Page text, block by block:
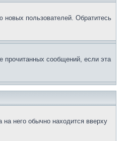
новых пользователей. Обратитесь
прочитанных сообщений, если эта
на него обычно находится вверху